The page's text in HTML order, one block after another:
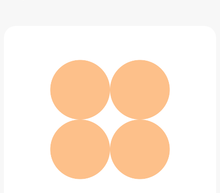
Кружка чайная с ситечком Viva scandinavia Minima
4 988 ₽
Добавить в вишлист